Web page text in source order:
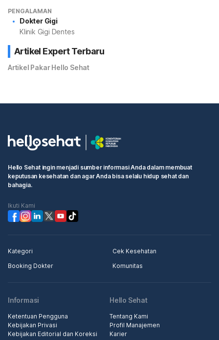
PENGALAMAN
Dokter Gigi
Klinik Gigi Dentes
Artikel Expert Terbaru
Artikel Pakar Hello Sehat
Hello Sehat ingin menjadi sumber informasi Anda dalam membuat
keputusan kesehatan dan agar Anda bisa selalu hidup sehat dan
bahagia.
Ikuti Kami
Kategori
Cek Kesehatan
Booking Dokter
Komunitas
Informasi
Ketentuan Pengguna
Kebijakan Privasi
Kebijakan Editorial dan Koreksi
Hello Sehat
Tentang Kami
Profil Manajemen
Karier